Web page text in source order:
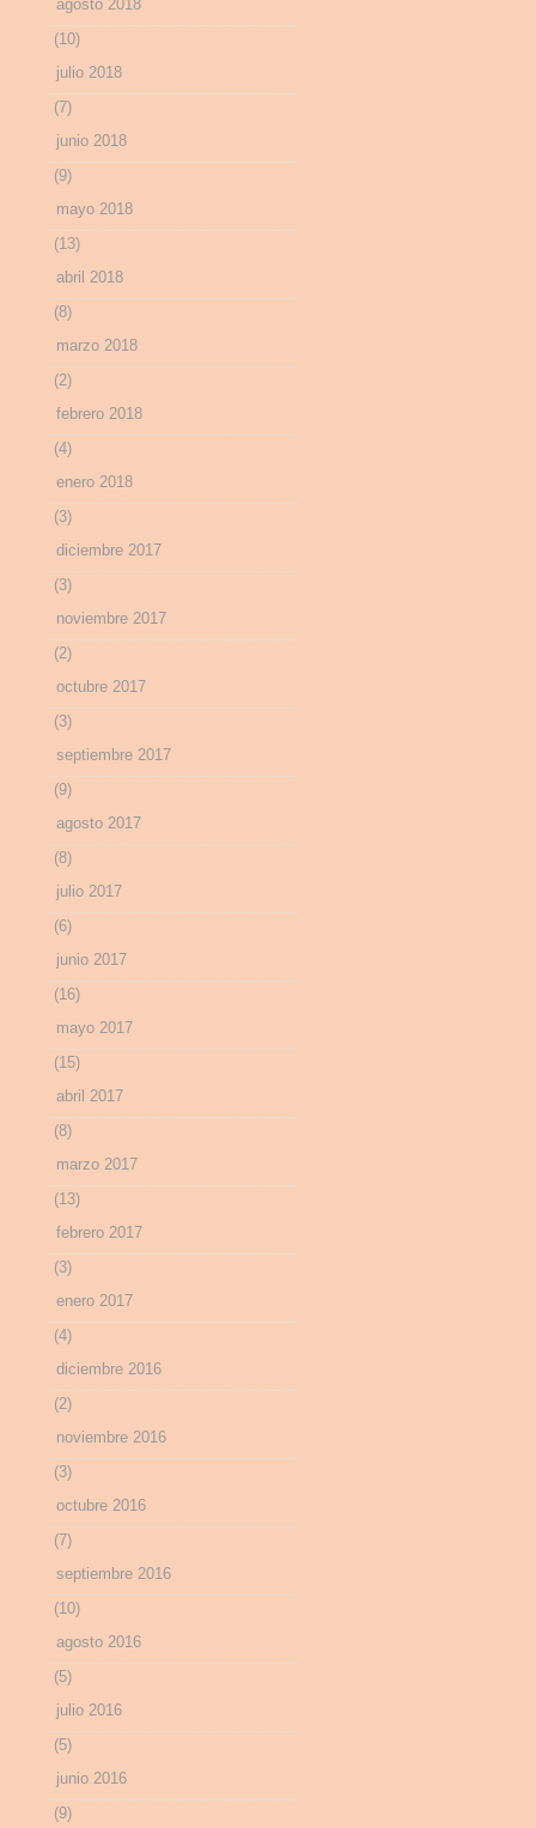
agosto 2018
(10)
julio 2018
(7)
junio 2018
(9)
mayo 2018
(13)
abril 2018
(8)
marzo 2018
(2)
febrero 2018
(4)
enero 2018
(3)
diciembre 2017
(3)
noviembre 2017
(2)
octubre 2017
(3)
septiembre 2017
(9)
agosto 2017
(8)
julio 2017
(6)
junio 2017
(16)
mayo 2017
(15)
abril 2017
(8)
marzo 2017
(13)
febrero 2017
(3)
enero 2017
(4)
diciembre 2016
(2)
noviembre 2016
(3)
octubre 2016
(7)
septiembre 2016
(10)
agosto 2016
(5)
julio 2016
(5)
junio 2016
(9)